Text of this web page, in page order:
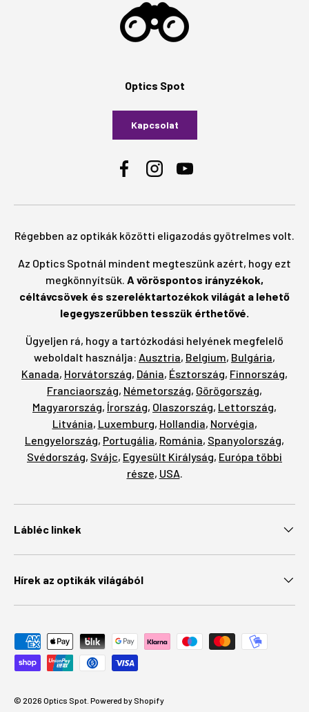
Optics Spot
Kapcsolat
FacebookInstagramYouTube
Régebben az optikák közötti eligazodás gyötrelmes volt.
Az Optics Spotnál mindent megteszünk azért, hogy ezt
megkönnyítsük. A vöröspontos irányzékok,
céltávcsövek és szereléktartozékok világát a lehető
legegyszerűbben tesszük érthetővé.
Ügyeljen rá, hogy a tartózkodási helyének megfelelő
weboldalt használja: Ausztria, Belgium, Bulgária,
Kanada, Horvátország, Dánia, Észtország, Finnország,
Franciaország, Németország, Görögország,
Magyarország, Írország, Olaszország, Lettország,
Litvánia, Luxemburg, Hollandia, Norvégia,
Lengyelország, Portugália, Románia, Spanyolország,
Svédország, Svájc, Egyesült Királyság, Európa többi
része, USA.
Lábléc linkek
Hírek az optikák világából
Elfogadott fizetési módok
© 2026 Optics Spot Powered by Shopify